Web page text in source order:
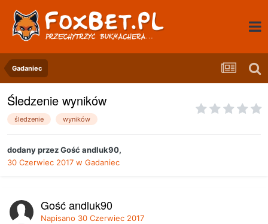
Gadaniec
Śledzenie wyników
śledzenie wyników
dodany przezGość andluk90,
30 Czerwiec 2017 w Gadaniec
Gość andluk90
Napisano 30 Czerwiec 2017